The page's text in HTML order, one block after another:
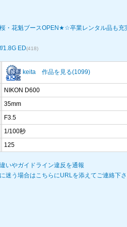
花魁ブースOPEN★☆卒業レンタル品も充
1.8G ED(418)
keita 作品を見る(1099)
NIKON D600
35mm
F3.5
1/100秒
125
いやガイドライン違反を通報
迷う場合はこちらにURLを添えてご連絡下